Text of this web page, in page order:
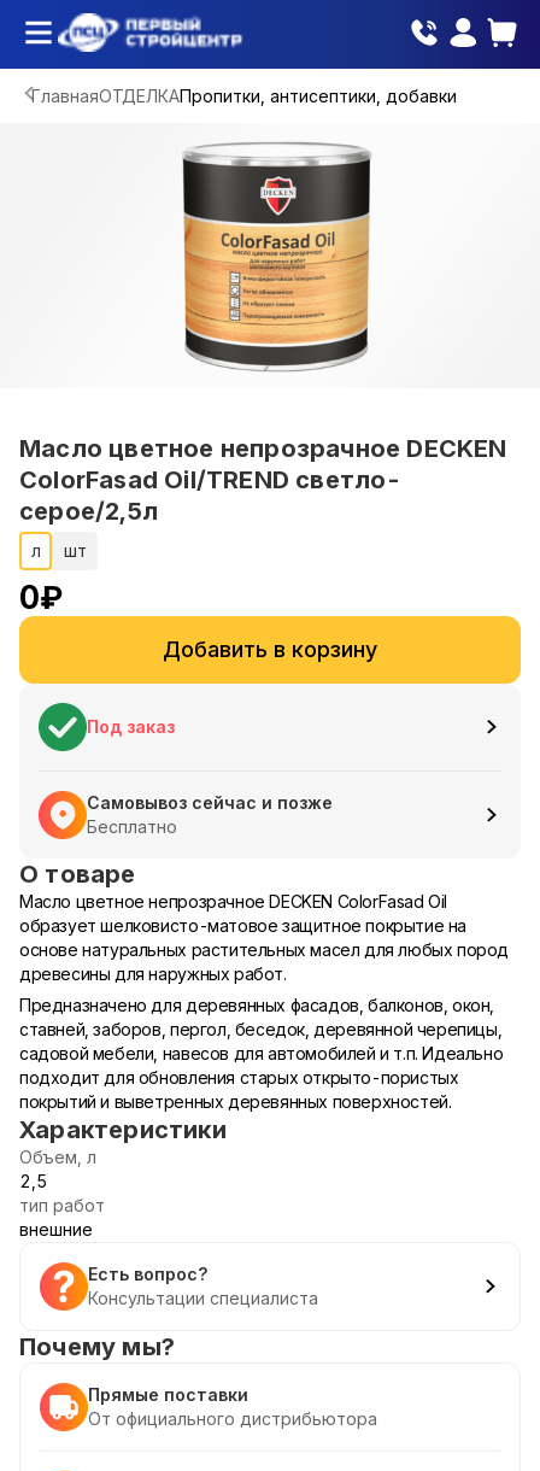
ГлавнаяОТДЕЛКАПропитки, антисептики, добавки
Масло цветное непрозрачное DECKEN
ColorFasad Oil/TREND светло-
серое/2,5л
л шт
0₽
Добавить в корзину
Под заказ
Самовывоз сейчас и позже
Бесплатно
О товаре
Масло цветное непрозрачное DECKEN ColorFasad Oil
образует шелковисто-матовое защитное покрытие на
основе натуральных растительных масел для любых пород
древесины для наружных работ.
Предназначено для деревянных фасадов, балконов, окон,
ставней, заборов, пергол, беседок, деревянной черепицы,
садовой мебели, навесов для автомобилей и т.п. Идеально
подходит для обновления старых открыто-пористых
покрытий и выветренных деревянных поверхностей.
Характеристики
Объем, л
2,5
тип работ
внешние
Есть вопрос?
Консультации специалиста
Почему мы?
Прямые поставки
От официального дистрибьютора